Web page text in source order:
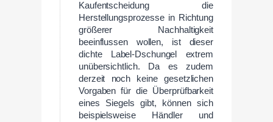
Kaufentscheidung die
Herstellungsprozesse in Richtung
größerer Nachhaltigkeit
beeinflussen wollen, ist dieser
dichte Label-Dschungel extrem
unübersichtlich. Da es zudem
derzeit noch keine gesetzlichen
Vorgaben für die Überprüfbarkeit
eines Siegels gibt, können sich
beispielsweise Händler und